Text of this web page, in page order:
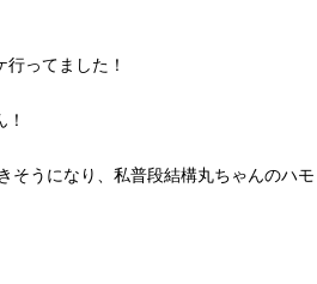
ってました！
そうになり、私普段結構丸ちゃんのハ